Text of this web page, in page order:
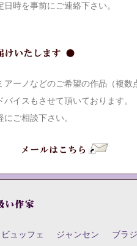
時を事前にご連絡下さい。
ーノなどのご希望の作品（複数
イスもさせて頂いております。
ご相談下さい。
ビュッフェ ジャンセン ブラ